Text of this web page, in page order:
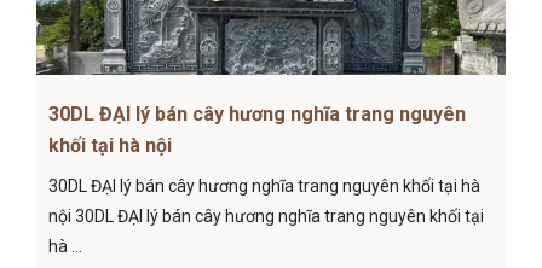
30DL ĐẠI lý bán cây hương nghĩa trang nguyên
khối tại hà nội
30DL ĐẠI lý bán cây hương nghĩa trang nguyên khối tại hà
nội 30DL ĐẠI lý bán cây hương nghĩa trang nguyên khối tại
hà ...